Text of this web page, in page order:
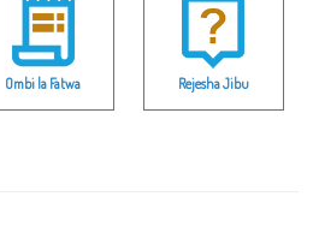
Ombi la Fatwa Rejesha Jibu